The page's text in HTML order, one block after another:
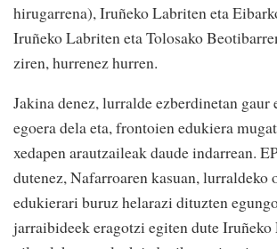
hirugarrena), Iruñeko Labriten eta
Iruñeko Labriten eta Tolosako
ziren, hurrenez hurren.
Jakina denez, lurralde ezberdinetan gaur
egoera dela eta, frontoien edukiera
xedapen arautzaileak daude indarrean.
dutenez, Nafarroaren kasuan, lurraldeko
edukierari buruz helarazi dituzten
jarraibideek eragotzi egiten dute